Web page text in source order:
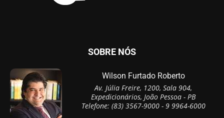
SOBRE NÓS
Wilson Furtado Roberto
Av. Júlia Freire, 1200, Sala 904,
Expedicionários, João Pessoa - PB
Telefone: (83) 3567-9000 - 9 9964-6000